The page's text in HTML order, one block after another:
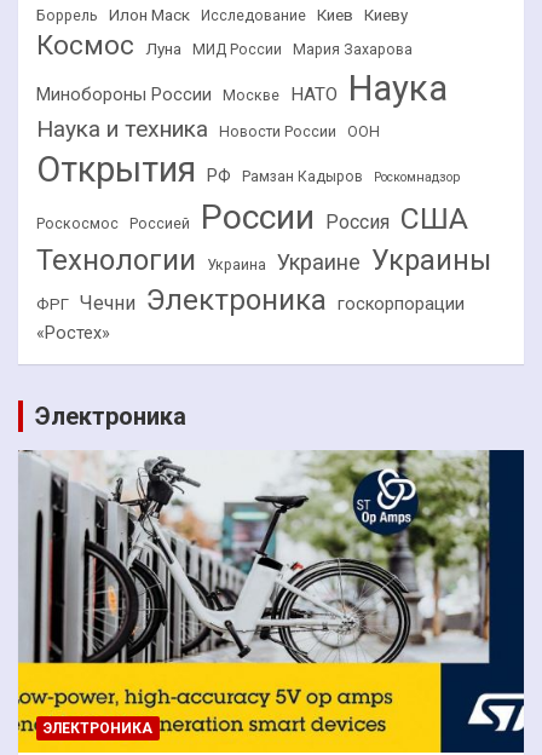
Боррель
Илон Маск Исследование Киев Киеву
Космос Луна МИД России Мария Захарова
Минобороны России Москве НАТО Наука
Наука и техника Новости России ООН
Открытия РФ Рамзан Кадыров Роскомнадзор
Роскосмос Россией России Россия США
Технологии Украина Украине Украины
ФРГ Чечни Электроника госкорпорации
«Ростех»
Электроника
ЭЛЕКТРОНИКА